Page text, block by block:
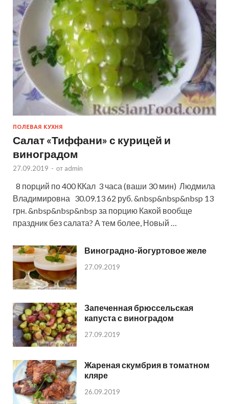
ПОЛЕВАЯ КУХНЯ
Салат «Тиффани» с курицей и
виноградом
27.09.2019 - от admin
8 порций по 400 ККал 3 часа (ваши 30 мин) Людмила
Владимировна 30.09.13 62 руб. &nbsp&nbsp&nbsp 13
грн. &nbsp&nbsp&nbsp за порцию Какой вообще
праздник без салата? А тем более, Новый …
Виноградно-йогуртовое желе
27.09.2019
Запеченная брюссельская
капуста с виноградом
27.09.2019
Жареная скумбрия в томатном
кляре
26.09.2019